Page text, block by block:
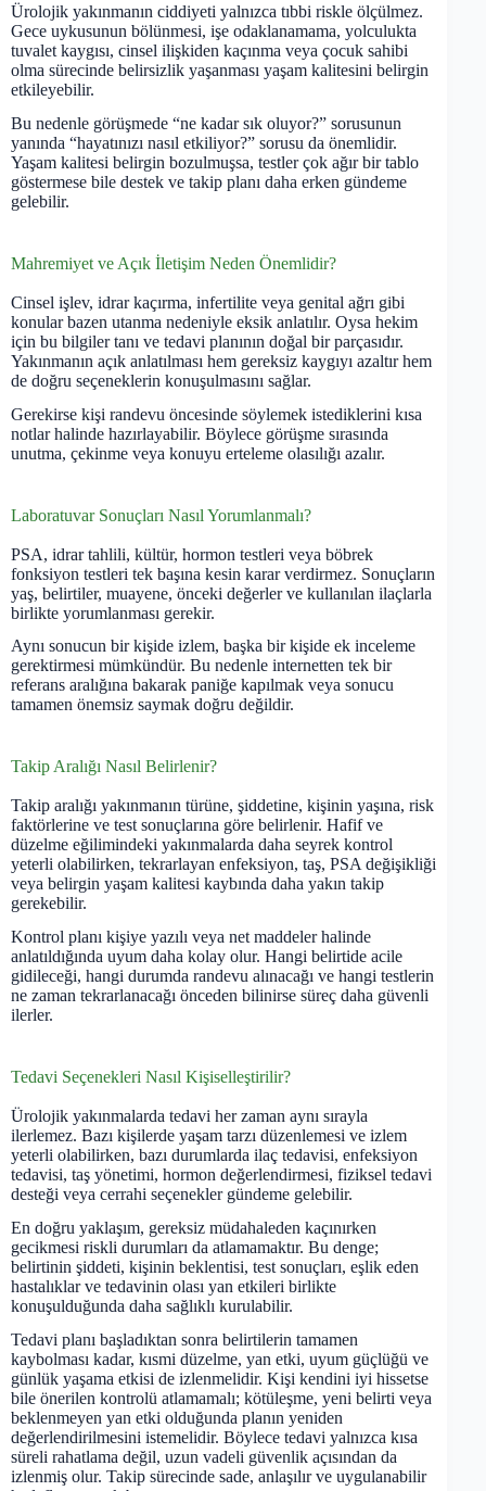
Ürolojik yakınmanın ciddiyeti yalnızca tıbbi riskle ölçülmez.
Gece uykusunun bölünmesi, işe odaklanamama, yolculukta
tuvalet kaygısı, cinsel ilişkiden kaçınma veya çocuk sahibi
olma sürecinde belirsizlik yaşanması yaşam kalitesini belirgin
etkileyebilir.
Bu nedenle görüşmede “ne kadar sık oluyor?” sorusunun
yanında “hayatınızı nasıl etkiliyor?” sorusu da önemlidir.
Yaşam kalitesi belirgin bozulmuşsa, testler çok ağır bir tablo
göstermese bile destek ve takip planı daha erken gündeme
gelebilir.
Mahremiyet ve Açık İletişim Neden Önemlidir?
Cinsel işlev, idrar kaçırma, infertilite veya genital ağrı gibi
konular bazen utanma nedeniyle eksik anlatılır. Oysa hekim
için bu bilgiler tanı ve tedavi planının doğal bir parçasıdır.
Yakınmanın açık anlatılması hem gereksiz kaygıyı azaltır hem
de doğru seçeneklerin konuşulmasını sağlar.
Gerekirse kişi randevu öncesinde söylemek istediklerini kısa
notlar halinde hazırlayabilir. Böylece görüşme sırasında
unutma, çekinme veya konuyu erteleme olasılığı azalır.
Laboratuvar Sonuçları Nasıl Yorumlanmalı?
PSA, idrar tahlili, kültür, hormon testleri veya böbrek
fonksiyon testleri tek başına kesin karar verdirmez. Sonuçların
yaş, belirtiler, muayene, önceki değerler ve kullanılan ilaçlarla
birlikte yorumlanması gerekir.
Aynı sonucun bir kişide izlem, başka bir kişide ek inceleme
gerektirmesi mümkündür. Bu nedenle internetten tek bir
referans aralığına bakarak paniğe kapılmak veya sonucu
tamamen önemsiz saymak doğru değildir.
Takip Aralığı Nasıl Belirlenir?
Takip aralığı yakınmanın türüne, şiddetine, kişinin yaşına, risk
faktörlerine ve test sonuçlarına göre belirlenir. Hafif ve
düzelme eğilimindeki yakınmalarda daha seyrek kontrol
yeterli olabilirken, tekrarlayan enfeksiyon, taş, PSA değişikliği
veya belirgin yaşam kalitesi kaybında daha yakın takip
gerekebilir.
Kontrol planı kişiye yazılı veya net maddeler halinde
anlatıldığında uyum daha kolay olur. Hangi belirtide acile
gidileceği, hangi durumda randevu alınacağı ve hangi testlerin
ne zaman tekrarlanacağı önceden bilinirse süreç daha güvenli
ilerler.
Tedavi Seçenekleri Nasıl Kişiselleştirilir?
Ürolojik yakınmalarda tedavi her zaman aynı sırayla
ilerlemez. Bazı kişilerde yaşam tarzı düzenlemesi ve izlem
yeterli olabilirken, bazı durumlarda ilaç tedavisi, enfeksiyon
tedavisi, taş yönetimi, hormon değerlendirmesi, fiziksel tedavi
desteği veya cerrahi seçenekler gündeme gelebilir.
En doğru yaklaşım, gereksiz müdahaleden kaçınırken
gecikmesi riskli durumları da atlamamaktır. Bu denge;
belirtinin şiddeti, kişinin beklentisi, test sonuçları, eşlik eden
hastalıklar ve tedavinin olası yan etkileri birlikte
konuşulduğunda daha sağlıklı kurulabilir.
Tedavi planı başladıktan sonra belirtilerin tamamen
kaybolması kadar, kısmi düzelme, yan etki, uyum güçlüğü ve
günlük yaşama etkisi de izlenmelidir. Kişi kendini iyi hissetse
bile önerilen kontrolü atlamamalı; kötüleşme, yeni belirti veya
beklenmeyen yan etki olduğunda planın yeniden
değerlendirilmesini istemelidir. Böylece tedavi yalnızca kısa
süreli rahatlama değil, uzun vadeli güvenlik açısından da
izlenmiş olur. Takip sürecinde sade, anlaşılır ve uygulanabilir